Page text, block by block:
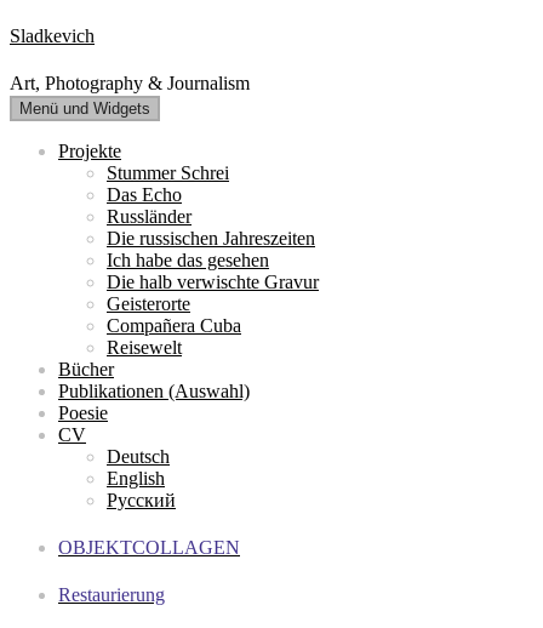
Zum
Inhalt
springen
Sladkevich
Art, Photography & Journalism
Menü und Widgets
Projekte
Stummer Schrei
Das Echo
Russländer
Die russischen Jahreszeiten
Ich habe das gesehen
Die halb verwischte Gravur
Geisterorte
Compañera Cuba
Reisewelt
Bücher
Publikationen (Auswahl)
Poesie
CV
Deutsch
English
Русский
OBJEKTCOLLAGEN
Restaurierung